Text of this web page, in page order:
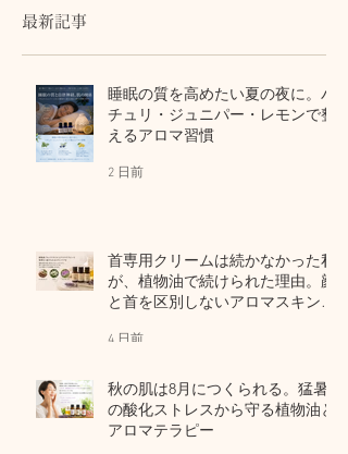
「夏の全身疲労」の共通
最新記事
睡眠の質を高めたい夏の夜に。パ
チュリ・ジュニパー・レモンで整
えるアロマ習慣
2 日前
首専用クリームは続かなかった私
が、植物油で続けられた理由。顔
と首を区別しないアロマスキンケ
4 日前
秋の肌は8月につくられる。猛暑
の酸化ストレスから守る植物油と
アロマテラピー